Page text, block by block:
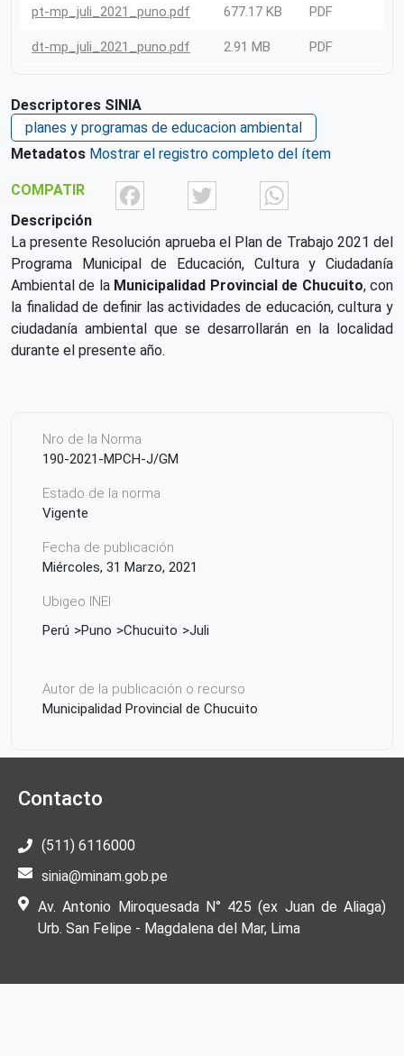
pt-mp_juli_2021_puno.pdf
677.17 KB PDF
dt-mp_juli_2021_puno.pdf 2.91 MB PDF
Descriptores SINIA
planes y programas de educacion ambiental
Metadatos Mostrar el registro completo del ítem
COMPATIR FacebookTwitter
Descripción
La presente Resolución aprueba el Plan de Trabajo 2021 del
Programa Municipal de Educación, Cultura y Ciudadanía
Ambiental de la Municipalidad Provincial de Chucuito, con
la finalidad de definir las actividades de educación, cultura y
ciudadanía ambiental que se desarrollarán en la localidad
durante el presente año.
Nro de la Norma
190-2021-MPCH-J/GM
Estado de la norma
Vigente
Fecha de publicación
Miércoles, 31 Marzo, 2021
Ubigeo INEI
Perú
Puno Chucuito Juli
Autor de la publicación o recurso
Municipalidad Provincial de Chucuito
Contacto
(511) 6116000
sinia@minam.gob.pe
Av. Antonio Miroquesada N° 425 (ex Juan de Aliaga)
Urb. San Felipe - Magdalena del Mar, Lima